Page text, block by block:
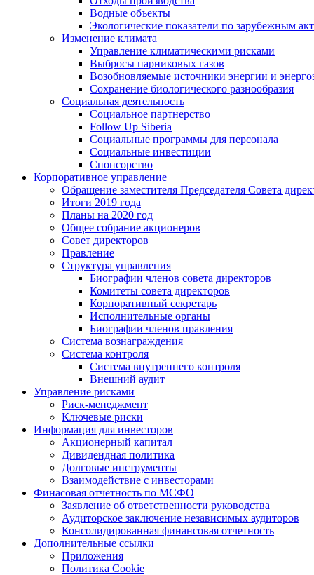
Водные объекты
Экологические показатели по зарубежным
Изменение климата
Управление климатическими рисками
Выбросы парниковых газов
Возобновляемые источники энергии и
Сохранение биологического разнообразия
Социальная деятельность
Социальное партнерство
Follow Up Siberia
Социальные программы для персонала
Социальные инвестиции
Спонсорство
Корпоративное управление
Обращение заместителя Председателя Совета
Итоги 2019 года
Планы на 2020 год
Общее собрание акционеров
Совет директоров
Правление
Структура управления
Биографии членов совета директоров
Комитеты совета директоров
Корпоративный секретарь
Исполнительные органы
Биографии членов правления
Система вознаграждения
Система контроля
Система внутреннего контроля
Внешний аудит
Управление рисками
Риск-менеджмент
Ключевые риски
Информация для инвесторов
Акционерный капитал
Дивидендная политика
Долговые инструменты
Взаимодействие с инвеcторами
Финасовая отчетность по МСФО
Заявление об ответственности руководства
Аудиторское заключение независимых аудиторов
Консолидированная финансовая отчетность
Дополнительные ссылки
Приложения
Политика Cookie